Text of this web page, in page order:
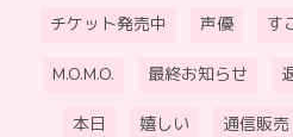
チケット発売中 声優 す
M.O.M.O. 最終お知らせ
本日 嬉しい 通信販売